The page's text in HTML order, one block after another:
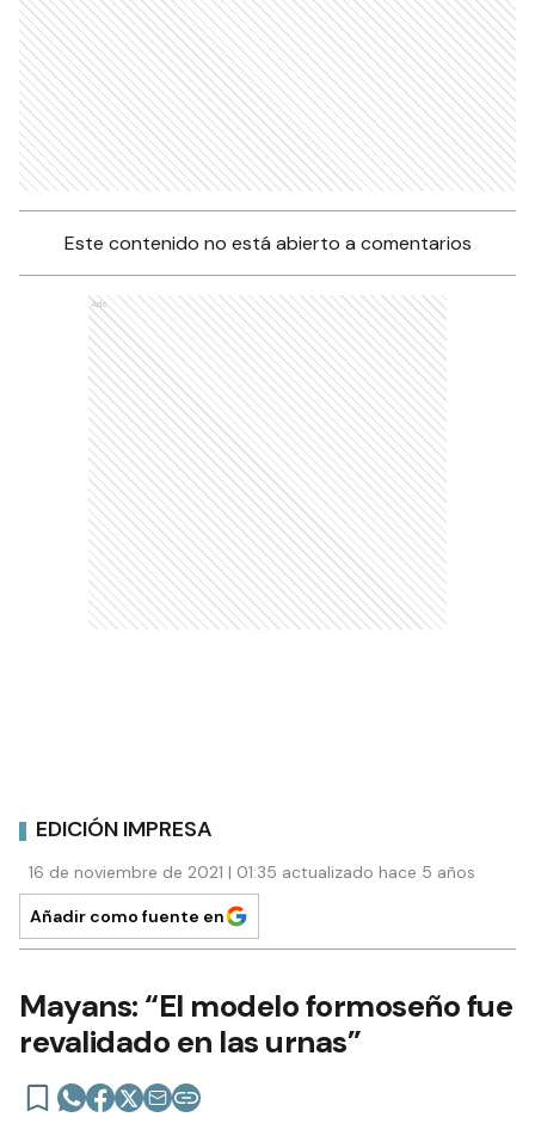
Este contenido no está abierto a comentarios
Ads
EDICIÓN IMPRESA
16 de noviembre de 2021 | 01:35 actualizado hace 5 años
Añadir como fuente en
Mayans: “El modelo formoseño fue
revalidado en las urnas”